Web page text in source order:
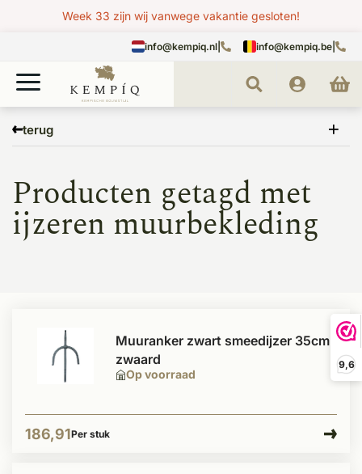
9,6
Week 33 zijn wij vanwege vakantie gesloten!
info@kempiq.nl info@kempiq.be
terug
ijzeren muurbekleding
Producten getagd met
ijzeren muurbekleding
Op voorraad
Muuranker zwart smeedijzer 35cm
zwaard
186,91Per stuk